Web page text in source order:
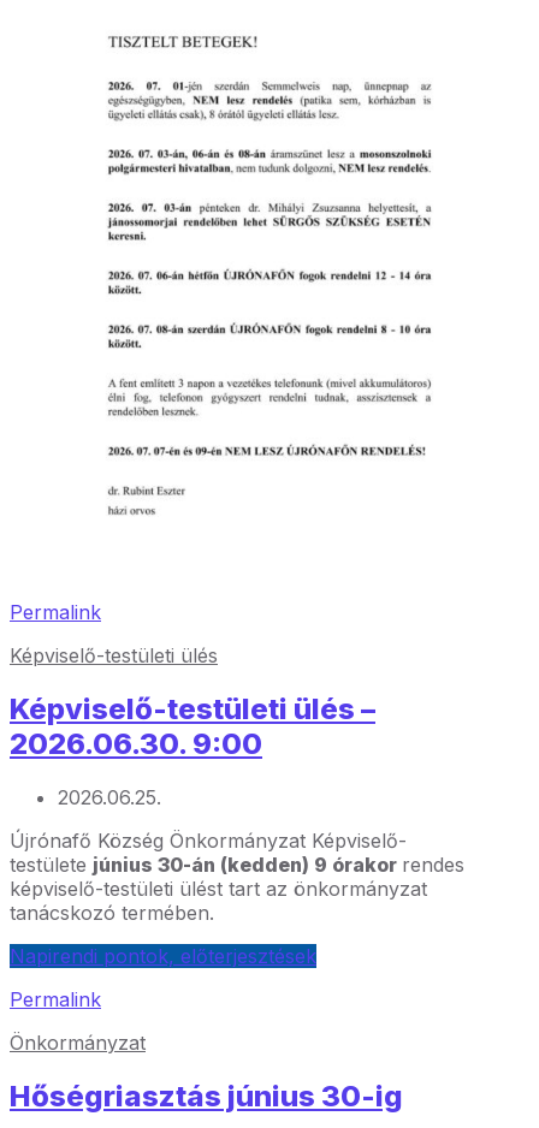
Permalink
Képviselő-testületi ülés
Képviselő-testületi ülés –
2026.06.30. 9:00
2026.06.25.
Újrónafő Község Önkormányzat Képviselő-
testülete június 30-án (kedden) 9 órakor rendes
képviselő-testületi ülést tart az önkormányzat
tanácskozó termében.
Napirendi pontok, előterjesztések
Permalink
Önkormányzat
Hőségriasztás június 30-ig